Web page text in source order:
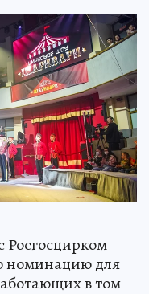
Росгосцирком
номинацию для
в том